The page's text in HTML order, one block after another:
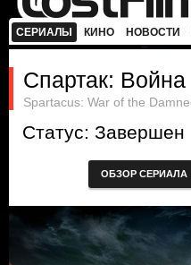
СЕРИАЛЫ КИНО НОВОСТИ
Спартак:
Spartacus: War of the
Статус: Завершен
ОБЗОР СЕРИАЛА